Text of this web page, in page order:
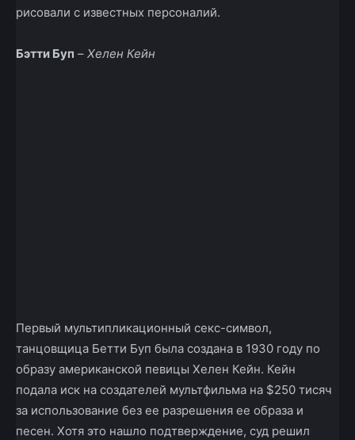
рисовали с известных персоналий.
Бэтти Буп – Хелен Кейн
Первый мультипликационный секс-символ,
танцовщица Бетти Буп была создана в 1930 году по
образу американской певицы Хелен Кейн. Кейн
подала иск на создателей мультфильма на $250 тисяч
за использование без ее разрешения ее образа и
песен. Хотя это нашло подтверждение, суд решил